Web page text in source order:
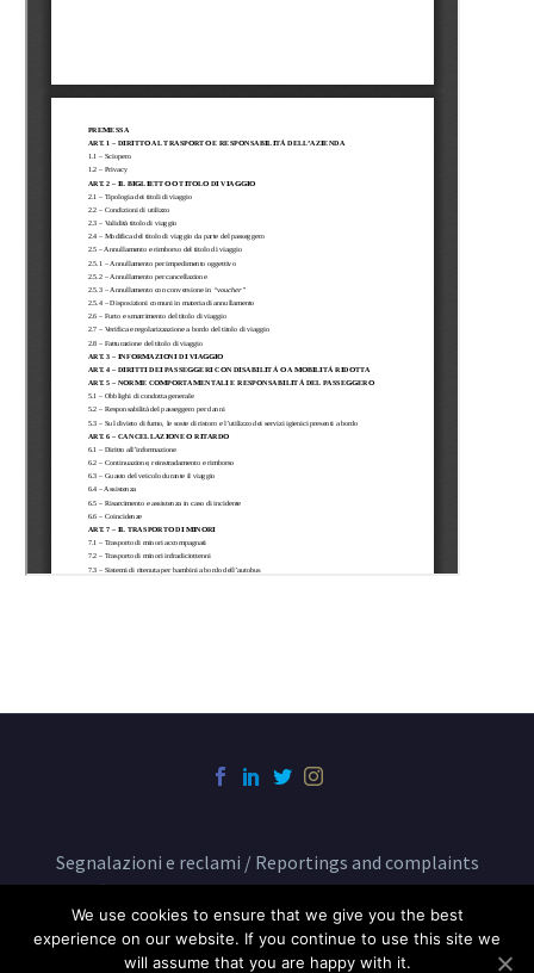
Segnalazioni e reclami / Reportings and complaints
Condizioni di trasporto BusCenter
We use cookies to ensure that we give you the best
experience on our website. If you continue to use this site we
will assume that you are happy with it.